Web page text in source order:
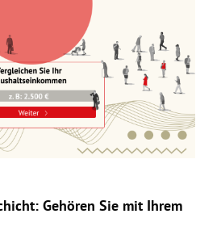
Gehören Sie mit Ihrem